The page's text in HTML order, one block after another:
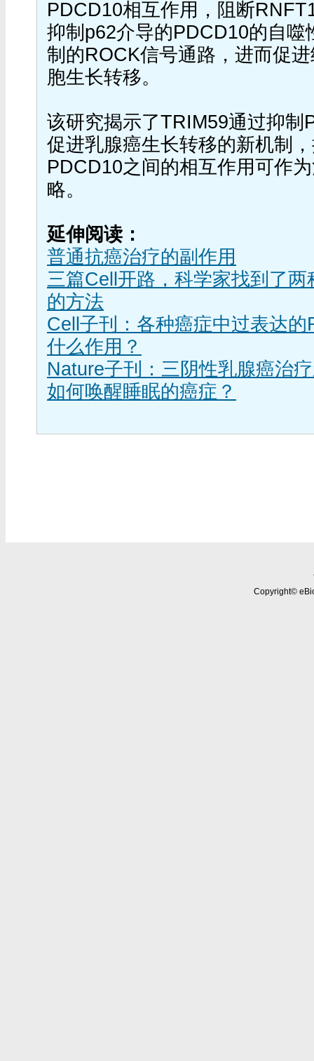
PDCD10相互作用，阻断
抑制p62介导的PDCD10的自
制的ROCK信号通路，进而促
胞生长转移。
该研究揭示了TRIM59通过抑制
促进乳腺癌生长转移的新机制
PDCD10之间的相互作用可作
略。
延伸阅读：
普通抗癌治疗的副作用
三篇Cell开路，科学家找到了
的方法
Cell子刊：各种癌症中过表达
什么作用？
Nature子刊：三阴性乳腺癌治
如何唤醒睡眠的癌症？
Copyright©